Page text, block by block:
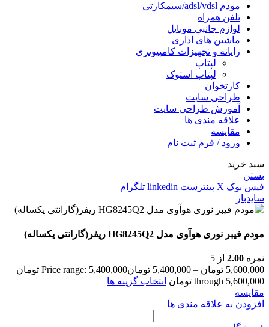
مودم adsl/vdsl/سیمکارتی
تلفن همراه
لوازم جانبی موبایل
ماشین های اداری
رایانه و تجهیزات کامپیوتری
لپتاپ
لپتاپ استوک
کارتخوان
طراحی سایت
آموزش طراحی سایت
علاقه مندی ها
مقایسه
ورود / فرم ثبت نام
سبد خرید
بستن
فیس بوک X پینترست linkedin تلگرام
سایدبار
مودم فیبر نوری هوآوی مدل HG8245Q2 ریفر(گارانتی یکساله)
نمره 2.00 از 5
5,600,000 تومان –
5,400,000 تومان
Price range: 5,400,000 تومان
through 5,600,000 تومان
انتخاب گزینه ها
مقایسه
افزودن به علاقه مندی ها